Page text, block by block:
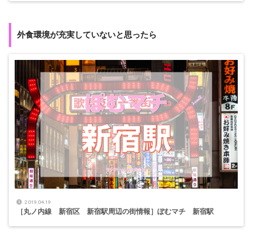
外食環境が充実していないと思ったら
2019.04.19
［丸ノ内線 新宿区 新宿駅周辺の街情報］ぽむマチ 新宿駅